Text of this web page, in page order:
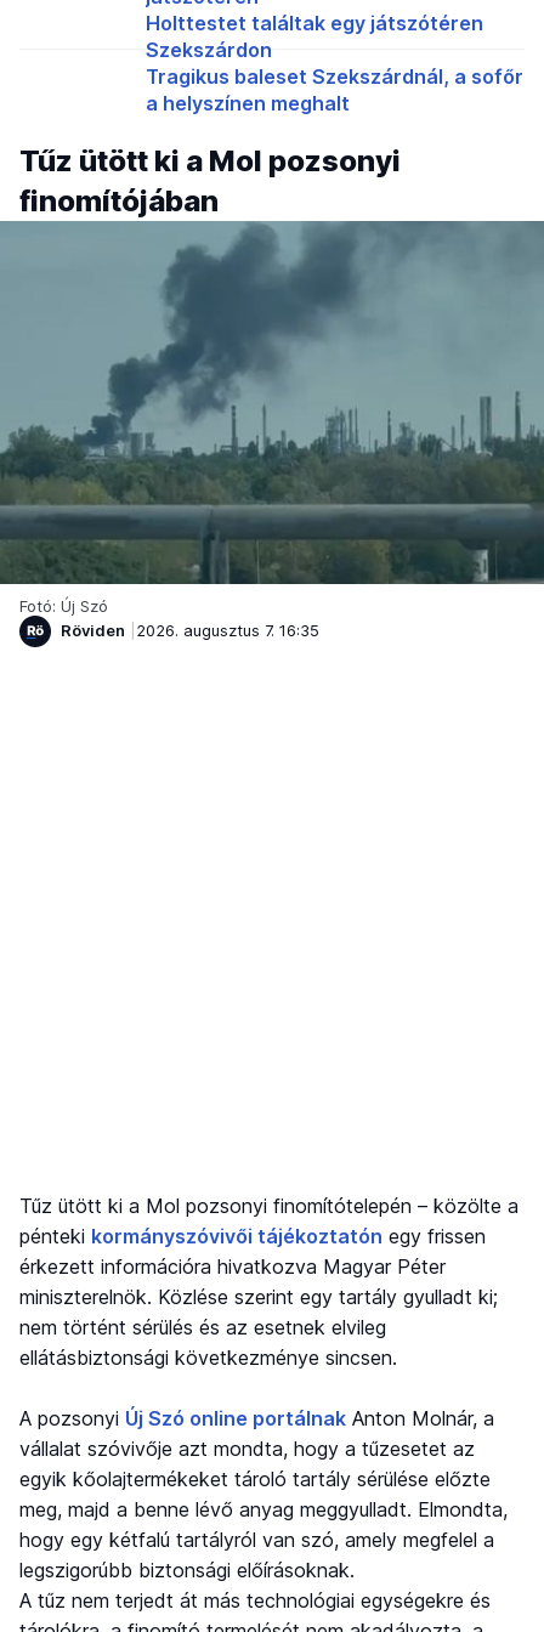
Holttestet találtak egy játszótéren
Szekszárdon
Tragikus baleset Szekszárdnál, a sofőr
a helyszínen meghalt
Tűz ütött ki a Mol pozsonyi
finomítójában
Fotó: Új Szó
Röviden
2026. augusztus 7. 16:35
Tűz ütött ki a Mol pozsonyi finomítótelepén – közölte a
pénteki kormányszóvivői tájékoztatón egy frissen
érkezett információra hivatkozva Magyar Péter
miniszterelnök. Közlése szerint egy tartály gyulladt ki;
nem történt sérülés és az esetnek elvileg
ellátásbiztonsági következménye sincsen.
A pozsonyi Új Szó online portálnak Anton Molnár, a
vállalat szóvivője azt mondta, hogy a tűzesetet az
egyik kőolajtermékeket tároló tartály sérülése előzte
meg, majd a benne lévő anyag meggyulladt. Elmondta,
hogy egy kétfalú tartályról van szó, amely megfelel a
legszigorúbb biztonsági előírásoknak.
A tűz nem terjedt át más technológiai egységekre és